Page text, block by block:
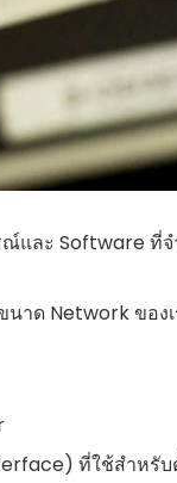
ณ์และ Software ที่
าด Network ของ
ที่ใช้สำหรับ